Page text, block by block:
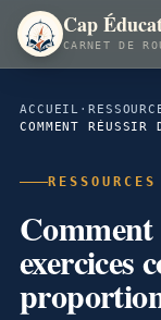
Cap
CARNET DE
ACCUEIL ·
exercices